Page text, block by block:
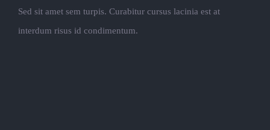
Sed sit amet sem turpis. Curabitur cursus lacinia est at
interdum risus id condimentum.